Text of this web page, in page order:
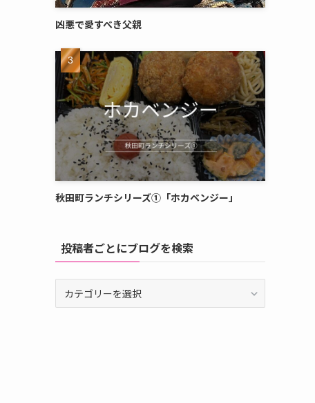
凶悪で愛すべき父親
秋田町ランチシリーズ①「ホカベンジー」
投稿者ごとにブログを検索